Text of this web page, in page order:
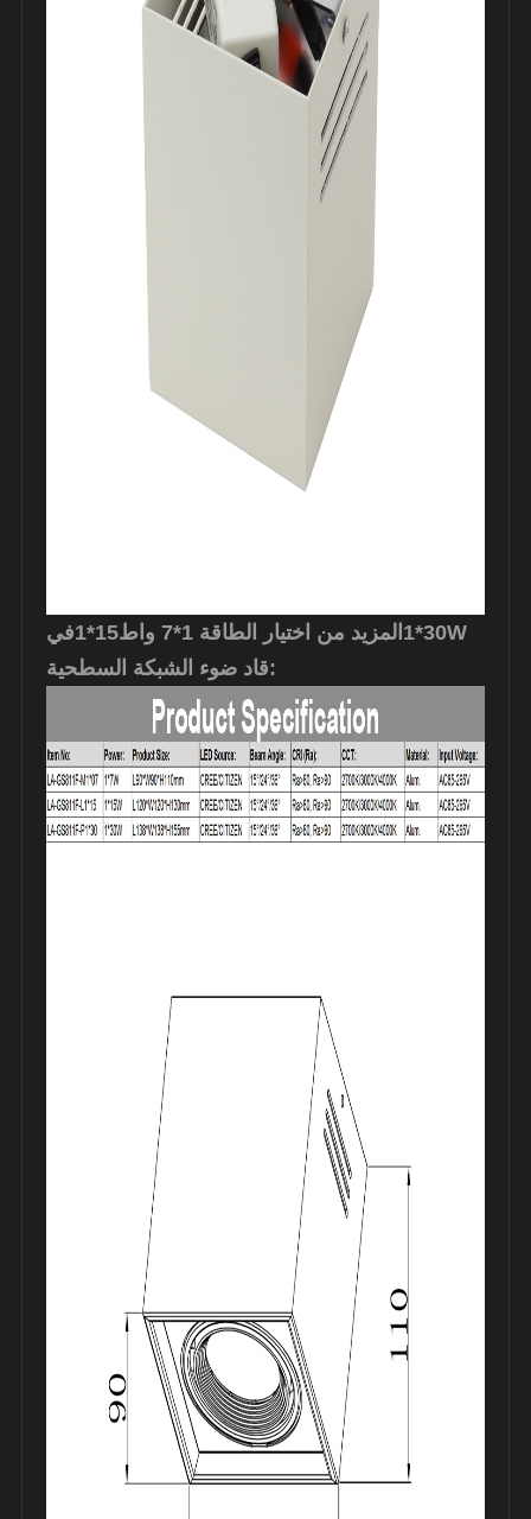
المزيد من اختيار الطاقة 1*7 واط 1*15في 1*30W
قاد ضوء الشبكة السطحية: